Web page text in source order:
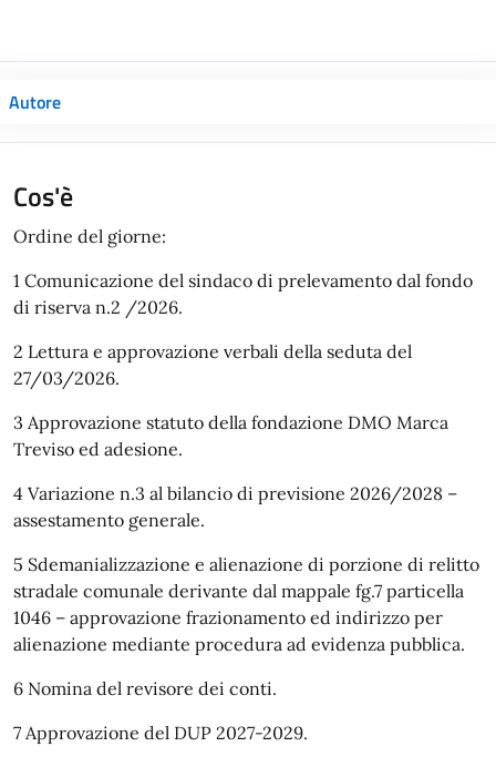
Autore
Cos'è
Ordine del giorne:
1 Comunicazione del sindaco di prelevamento dal fondo
di riserva n.2 /2026.
2 Lettura e approvazione verbali della seduta del
27/03/2026.
3 Approvazione statuto della fondazione DMO Marca
Treviso ed adesione.
4 Variazione n.3 al bilancio di previsione 2026/2028 –
assestamento generale.
5 Sdemanializzazione e alienazione di porzione di relitto
stradale comunale derivante dal mappale fg.7 particella
1046 – approvazione frazionamento ed indirizzo per
alienazione mediante procedura ad evidenza pubblica.
6 Nomina del revisore dei conti.
7 Approvazione del DUP 2027-2029.